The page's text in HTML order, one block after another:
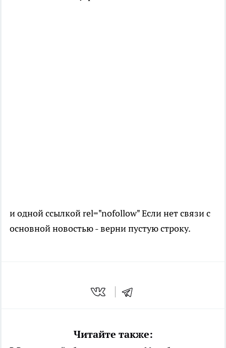
и одной ссылкой rel="nofollow" Если нет связи с
основной новостью - верни пустую строку.
Читайте также: